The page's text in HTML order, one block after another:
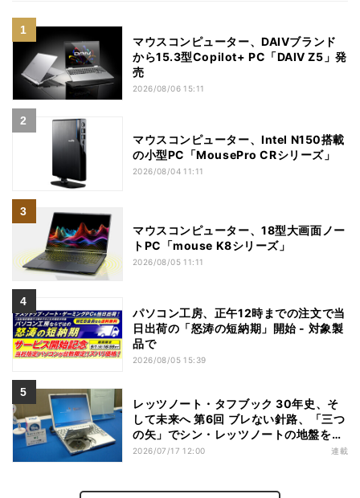
マウスコンピューター、DAIVブランド
から15.3型Copilot+ PC「DAIV Z5」発
売
2026/08/06 15:11
マウスコンピューター、Intel N150搭載
の小型PC「MousePro CRシリーズ」
2026/08/04 11:11
マウスコンピューター、18型大画面ノー
トPC「mouse K8シリーズ」
2026/08/05 11:11
パソコン工房、正午12時までの注文で当
日出荷の「怒涛の短納期」開始 - 対象製
品で
2026/08/05 15:39
レッツノート・タフブック 30年史、そ
して未来へ 第6回 ブレない針路、「三つ
の矢」でシン・レッツノートの地盤を築
く
2026/07/17 12:00 連載